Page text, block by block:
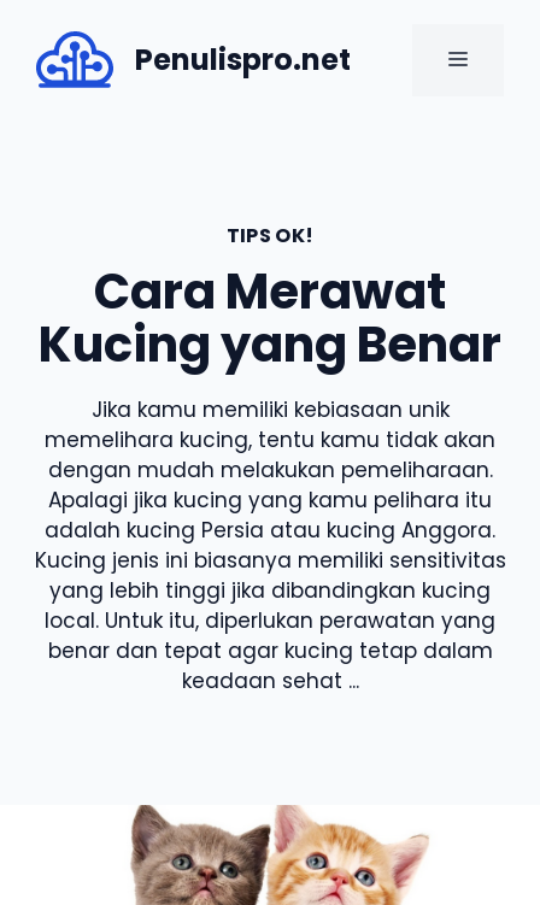
content
Penulispro.net MENU
TIPS OK!
Cara Merawat
Kucing yang Benar
Jika kamu memiliki kebiasaan unik
memelihara kucing, tentu kamu tidak akan
dengan mudah melakukan pemeliharaan.
Apalagi jika kucing yang kamu pelihara itu
adalah kucing Persia atau kucing Anggora.
Kucing jenis ini biasanya memiliki sensitivitas
yang lebih tinggi jika dibandingkan kucing
local. Untuk itu, diperlukan perawatan yang
benar dan tepat agar kucing tetap dalam
keadaan sehat ...